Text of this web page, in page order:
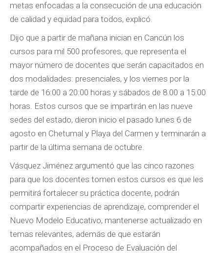
metas enfocadas a la consecución de una educación
de calidad y equidad para todos, explicó.
Dijo que a partir de mañana inician en Cancún los
cursos para mil 500 profesores, que representa el
mayor número de docentes que serán capacitados en
dos modalidades: presenciales, y los viernes por la
tarde de 16:00 a 20:00 horas y sábados de 8.00 a 15:00
horas. Estos cursos que se impartirán en las nueve
sedes del estado, dieron inicio el pasado lunes 6 de
agosto en Chetumal y Playa del Carmen y terminarán a
partir de la última semana de octubre.
Vásquez Jiménez argumentó que las cinco razones
para que los docentes tomen estos cursos es que les
permitirá fortalecer su práctica docente, podrán
compartir experiencias de aprendizaje, comprender el
Nuevo Modelo Educativo, mantenerse actualizado en
temas relevantes, además de que estarán
acompañados en el Proceso de Evaluación del